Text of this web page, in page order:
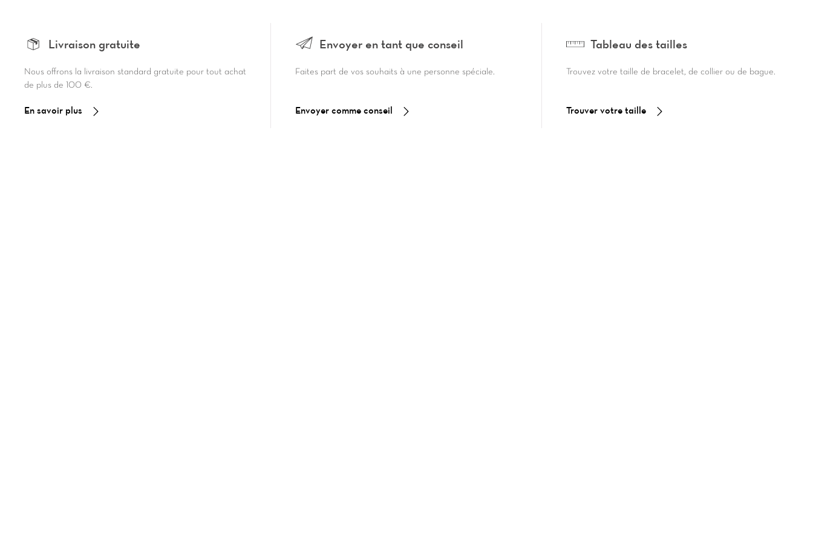
Livraison gratuite
Nous offrons la livraison standard gratuite pour tout achat
de plus de 100 €.
En savoir plus
Envoyer en tant que conseil
Faites part de vos souhaits à une personne spéciale.
Envoyer comme conseil
Tableau des tailles
Trouvez votre taille de bracelet, de collier ou de bague.
Trouver votre taille